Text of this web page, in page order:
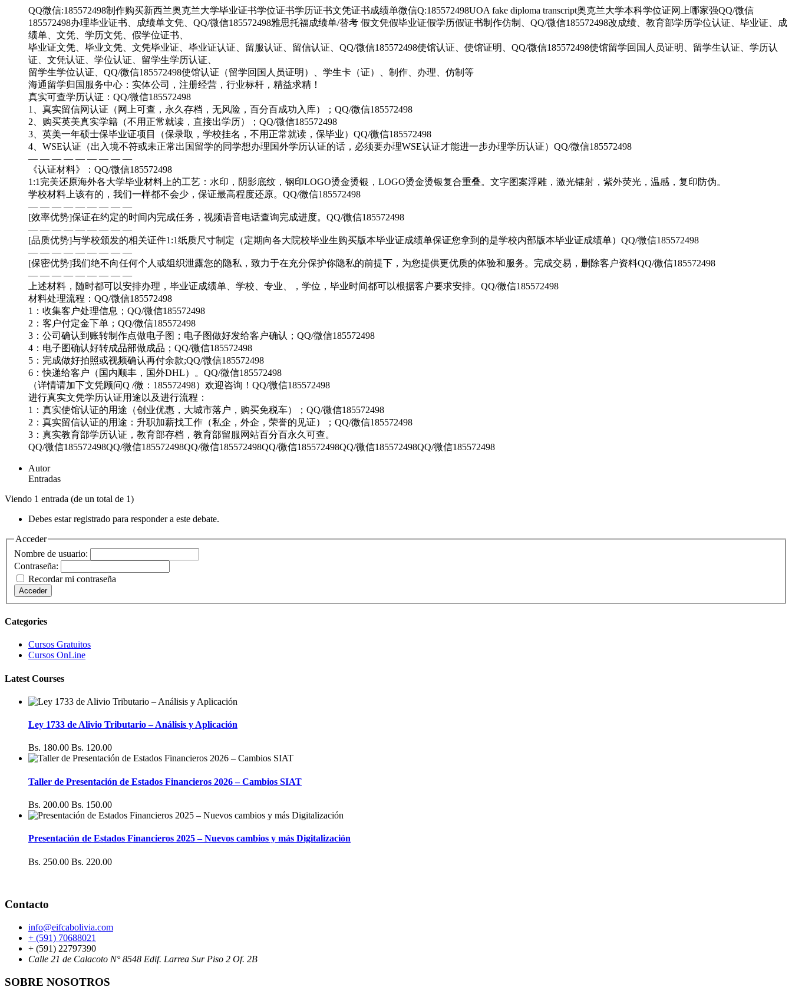
QQ微信:185572498制作购买新西兰奥克兰大学毕业证书学位证书学历证书文凭证书成绩单微信Q:185572498UOA fake diploma transcript奥克兰大学本科学位证网上哪家强QQ/微信
185572498办理毕业证书、成绩单文凭、QQ/微信185572498雅思托福成绩单/替考 假文凭假毕业证假学历假证书制作仿制、QQ/微信185572498改成绩、教育部学历学位认证、毕业证、成
绩单、文凭、学历文凭、假学位证书、
毕业证文凭、毕业文凭、文凭毕业证、毕业证认证、留服认证、留信认证、QQ/微信185572498使馆认证、使馆证明、QQ/微信185572498使馆留学回国人员证明、留学生认证、学历认
证、文凭认证、学位认证、留学生学历认证、
留学生学位认证、QQ/微信185572498使馆认证（留学回国人员证明）、学生卡（证）、制作、办理、仿制等
海通留学归国服务中心：实体公司，注册经营，行业标杆，精益求精！
真实可查学历认证：QQ/微信185572498
1、真实留信网认证（网上可查，永久存档，无风险，百分百成功入库）；QQ/微信185572498
2、购买英美真实学籍（不用正常就读，直接出学历）；QQ/微信185572498
3、英美一年硕士保毕业证项目（保录取，学校挂名，不用正常就读，保毕业）QQ/微信185572498
4、WSE认证（出入境不符或未正常出国留学的同学想办理国外学历认证的话，必须要办理WSE认证才能进一步办理学历认证）QQ/微信185572498
— — — — — — — — —
《认证材料》：QQ/微信185572498
1:1完美还原海外各大学毕业材料上的工艺：水印，阴影底纹，钢印LOGO烫金烫银，LOGO烫金烫银复合重叠。文字图案浮雕，激光镭射，紫外荧光，温感，复印防伪。
学校材料上该有的，我们一样都不会少，保证最高程度还原。QQ/微信185572498
— — — — — — — — —
[效率优势]保证在约定的时间内完成任务，视频语音电话查询完成进度。QQ/微信185572498
— — — — — — — — —
[品质优势]与学校颁发的相关证件1:1纸质尺寸制定（定期向各大院校毕业生购买版本毕业证成绩单保证您拿到的是学校内部版本毕业证成绩单）QQ/微信185572498
— — — — — — — — —
[保密优势]我们绝不向任何个人或组织泄露您的隐私，致力于在充分保护你隐私的前提下，为您提供更优质的体验和服务。完成交易，删除客户资料QQ/微信185572498
— — — — — — — — —
上述材料，随时都可以安排办理，毕业证成绩单、学校、专业、，学位，毕业时间都可以根据客户要求安排。QQ/微信185572498
材料处理流程：QQ/微信185572498
1：收集客户处理信息；QQ/微信185572498
2：客户付定金下单；QQ/微信185572498
3：公司确认到账转制作点做电子图；电子图做好发给客户确认；QQ/微信185572498
4：电子图确认好转成品部做成品；QQ/微信185572498
5：完成做好拍照或视频确认再付余款;QQ/微信185572498
6：快递给客户（国内顺丰，国外DHL）。QQ/微信185572498
（详情请加下文凭顾问Q /微：185572498）欢迎咨询！QQ/微信185572498
进行真实文凭学历认证用途以及进行流程：
1：真实使馆认证的用途（创业优惠，大城市落户，购买免税车）；QQ/微信185572498
2：真实留信认证的用途：升职加薪找工作（私企，外企，荣誉的见证）；QQ/微信185572498
3：真实教育部学历认证，教育部存档，教育部留服网站百分百永久可查。
QQ/微信185572498QQ/微信185572498QQ/微信185572498QQ/微信185572498QQ/微信185572498QQ/微信185572498
Autor
Entradas
Viendo 1 entrada (de un total de 1)
Debes estar registrado para responder a este debate.
Acceder
Nombre de usuario:
Contraseña:
Recordar mi contraseña
Acceder
Categories
Cursos Gratuitos
Cursos OnLine
Latest Courses
Ley 1733 de Alivio Tributario – Análisis y Aplicación
Bs. 180.00 Bs. 120.00
Taller de Presentación de Estados Financieros 2026 – Cambios SIAT
Bs. 200.00 Bs. 150.00
Presentación de Estados Financieros 2025 – Nuevos cambios y más Digitalización
Bs. 250.00 Bs. 220.00
Contacto
info@eifcabolivia.com
+ (591) 70688021
+ (591) 22797390
Calle 21 de Calacoto N° 8548 Edif. Larrea Sur Piso 2 Of. 2B
SOBRE NOSOTROS